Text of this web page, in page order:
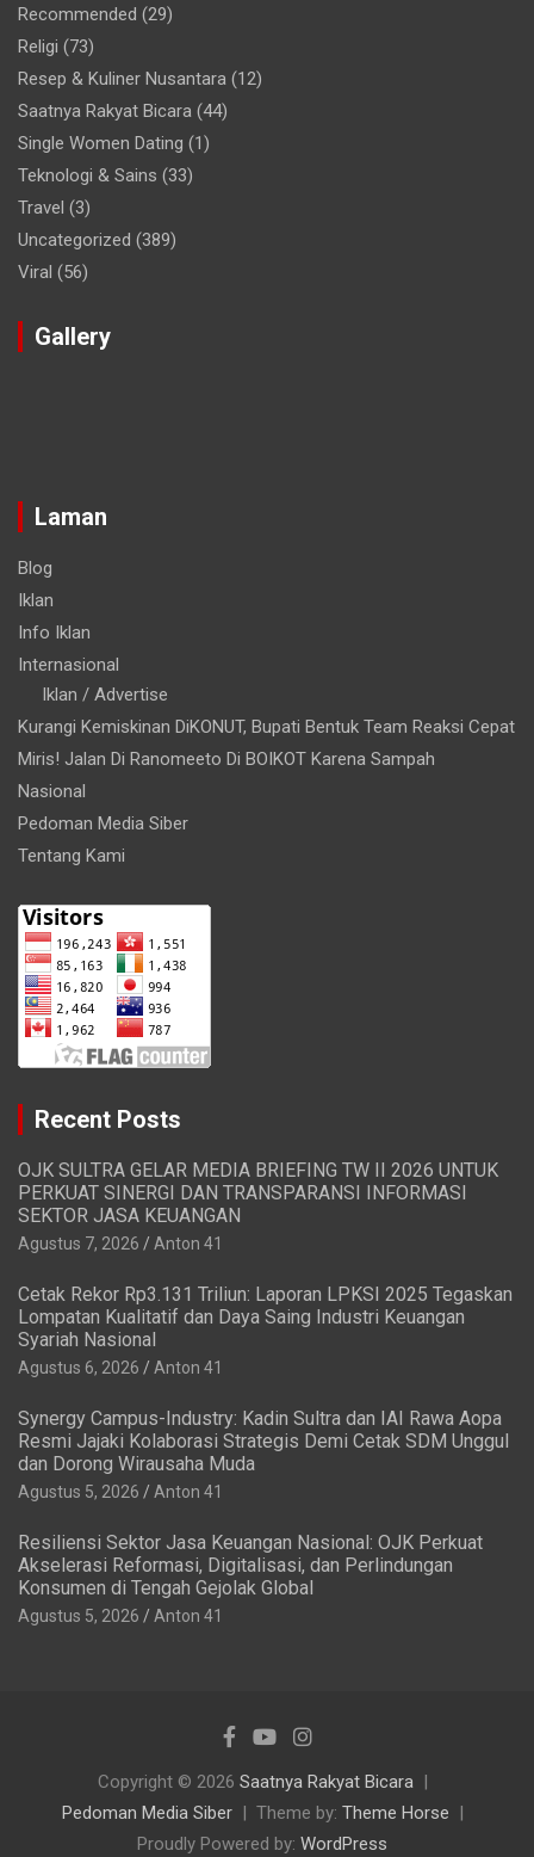
Recommended (29)
Religi (73)
Resep & Kuliner Nusantara (12)
Saatnya Rakyat Bicara (44)
Single Women Dating (1)
Teknologi & Sains (33)
Travel (3)
Uncategorized (389)
Viral (56)
Gallery
Laman
Blog
Iklan
Info Iklan
Internasional
Iklan / Advertise
Kurangi Kemiskinan DiKONUT, Bupati Bentuk Team Reaksi Cepat
Miris! Jalan Di Ranomeeto Di BOIKOT Karena Sampah
Nasional
Pedoman Media Siber
Tentang Kami
Recent Posts
OJK SULTRA GELAR MEDIA BRIEFING TW II 2026 UNTUK
PERKUAT SINERGI DAN TRANSPARANSI INFORMASI
SEKTOR JASA KEUANGAN
Agustus 7, 2026 Anton 41
Cetak Rekor Rp3.131 Triliun: Laporan LPKSI 2025 Tegaskan
Lompatan Kualitatif dan Daya Saing Industri Keuangan
Syariah Nasional
Agustus 6, 2026 Anton 41
Synergy Campus-Industry: Kadin Sultra dan IAI Rawa Aopa
Resmi Jajaki Kolaborasi Strategis Demi Cetak SDM Unggul
dan Dorong Wirausaha Muda
Agustus 5, 2026 Anton 41
Resiliensi Sektor Jasa Keuangan Nasional: OJK Perkuat
Akselerasi Reformasi, Digitalisasi, dan Perlindungan
Konsumen di Tengah Gejolak Global
Agustus 5, 2026 Anton 41
Copyright © 2026 Saatnya Rakyat Bicara
Pedoman Media Siber
Theme by: Theme Horse
Proudly Powered by: WordPress